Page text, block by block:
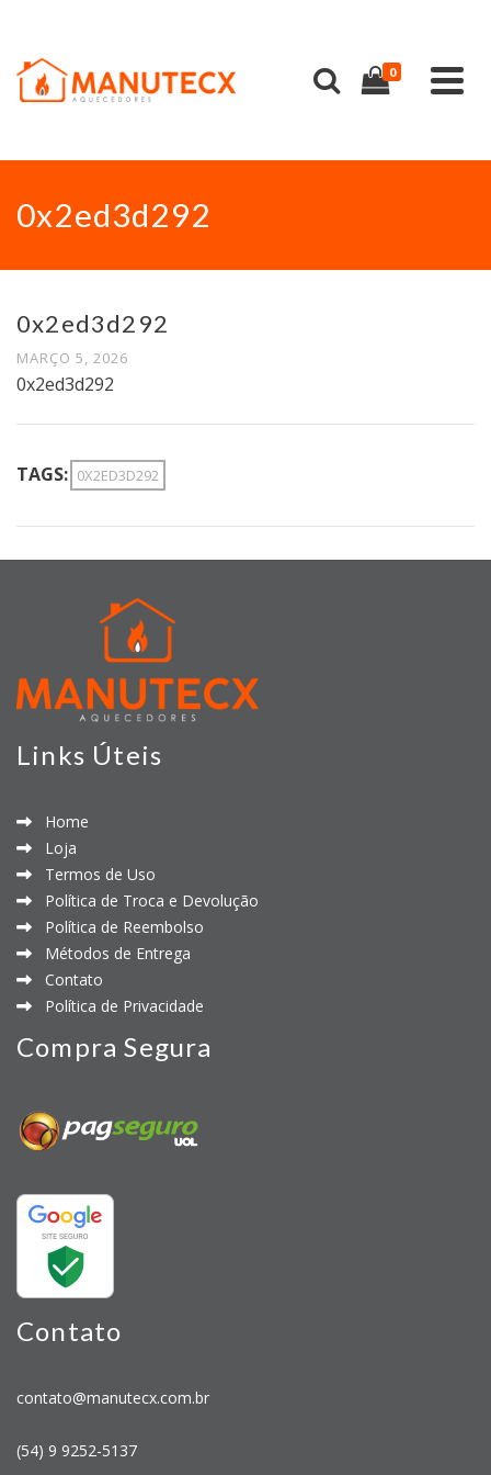
0
0x2ed3d292
0x2ed3d292
MARÇO 5, 2026
0x2ed3d292
TAGS: 0X2ED3D292
Links Úteis
Home
Loja
Termos de Uso
Política de Troca e Devolução
Política de Reembolso
Métodos de Entrega
Contato
Política de Privacidade
Compra Segura
Contato
contato@manutecx.com.br
(54) 9 9252-5137